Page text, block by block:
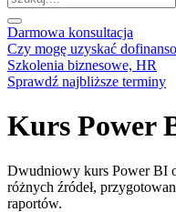
Darmowa konsultacja
Czy mogę uzyskać
Szkolenia biznesowe, HR
Sprawdź najbliższe terminy
Kurs Power
Dwudniowy kurs Power BI
różnych źródeł,
raportów.